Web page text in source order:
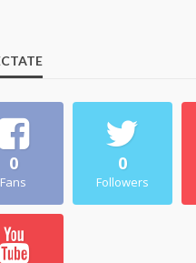
0
Fans
0
Followers